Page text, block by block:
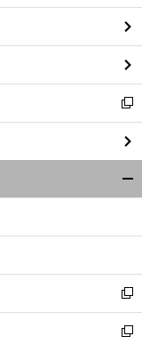
前
ン
ド
ウ
で
開
く
新
し
い
ウ
ィ
ン
ウ
開
く
新
し
い
新